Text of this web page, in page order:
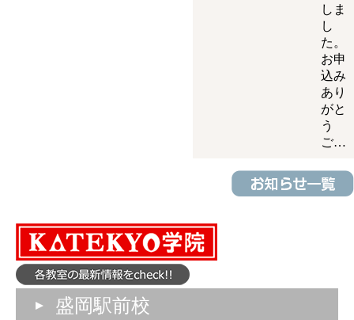
しま
し
た。
お申
込み
あり
がと
う
ご…
盛岡駅前校